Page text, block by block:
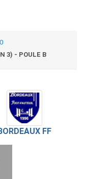
3) - POULE B
FF